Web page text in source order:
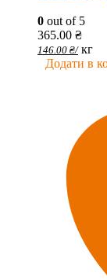
0 out of 5
365.00 ₴
146.00 ₴/ кг
Додати в